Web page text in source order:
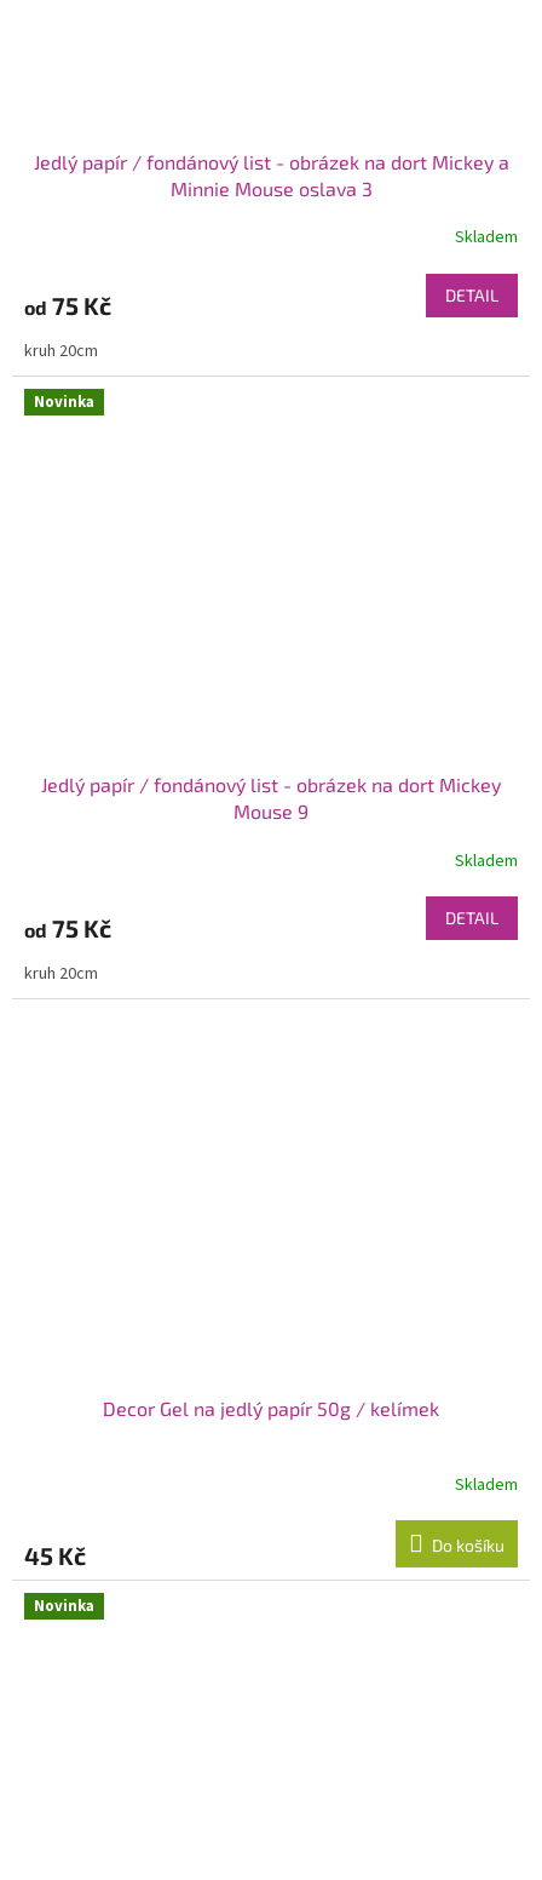
Jedlý papír / fondánový list - obrázek na dort Mickey a
Minnie Mouse oslava 3
Skladem
od 75 Kč DETAIL
kruh 20cm
Novinka
Jedlý papír / fondánový list - obrázek na dort Mickey
Mouse 9
Skladem
od 75 Kč DETAIL
kruh 20cm
Decor Gel na jedlý papír 50g / kelímek
Skladem
45 Kč Do košíku
Novinka